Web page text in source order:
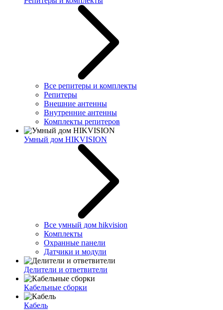
Все репитеры и комплекты
Репитеры
Внешние антенны
Внутренние антенны
Комплекты репитеров
Умный дом HIKVISION
Все умный дом hikvision
Комплекты
Охранные панели
Датчики и модули
Делители и ответвители
Кабельные сборки
Кабель